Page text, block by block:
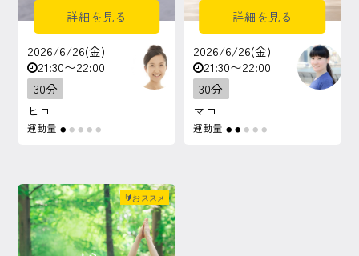
詳細を見る
2026/6/26(金)
21:30〜22:00
30分
ヒロ
運動量 ● ● ● ● ●
詳細を見る
2026/6/26(金)
21:30〜22:00
30分
マコ
運動量 ● ● ● ● ●
🔰おススメ